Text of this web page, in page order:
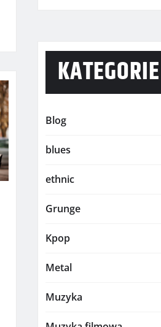
KATEGORIE
Blog
blues
ethnic
Grunge
Kpop
Metal
Muzyka